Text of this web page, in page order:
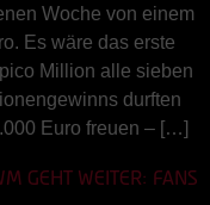
Woche von einem
Es wäre das erste
Million alle sieben
durften
Euro freuen – […]
GEHT WEITER: FANS